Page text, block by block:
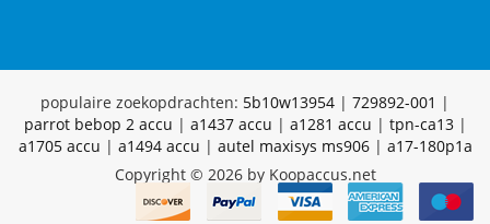
populaire zoekopdrachten: 5b10w13954 | 729892-001 |
parrot bebop 2 accu | a1437 accu | a1281 accu | tpn-ca13|
a1705 accu | a1494 accu | autel maxisys ms906| a17-180p1a
Copyright © 2026 by Koopaccus.net